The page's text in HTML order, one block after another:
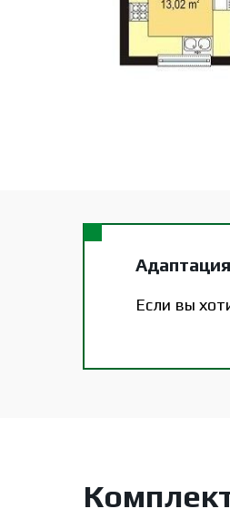
Если вы